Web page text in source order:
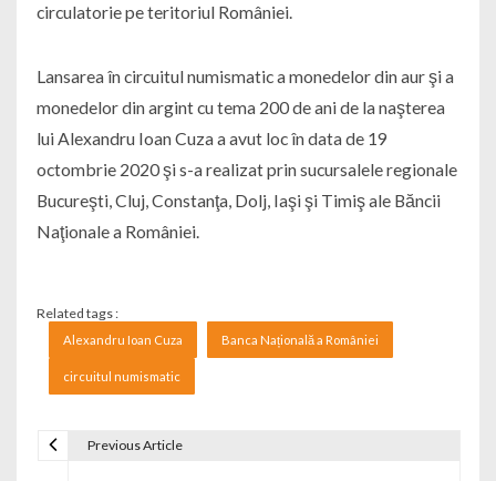
circulatorie pe teritoriul României.
Lansarea în circuitul numismatic a monedelor din aur şi a
monedelor din argint cu tema 200 de ani de la naşterea
lui Alexandru Ioan Cuza a avut loc în data de 19
octombrie 2020 şi s-a realizat prin sucursalele regionale
Bucureşti, Cluj, Constanţa, Dolj, Iaşi şi Timiş ale Băncii
Naţionale a României.
Related tags :
Alexandru Ioan Cuza Banca Națională a României
circuitul numismatic
Previous Article